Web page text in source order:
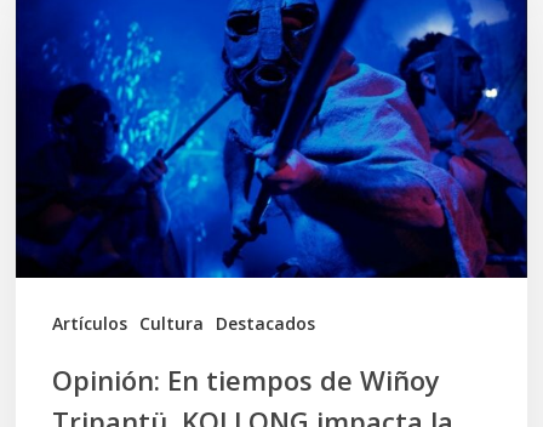
Artículos Cultura Destacados
tiempos
Wiñoy
Tripantü,
KOLLONG
impacta
la
cultura
Opinión: En tiempos de Wiñoy